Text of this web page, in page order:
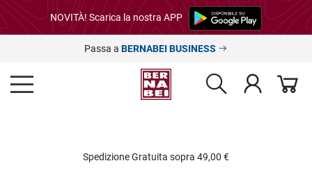
NOVITÀ! Scarica la nostra APP
Passa a BERNABEI BUSINESS
Spedizione Gratuita sopra 49,00 €